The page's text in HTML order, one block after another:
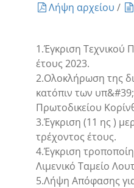
Λήψη αρχείου /
1.Έγκριση
έτους 2023.
2.Ολοκλήρωση της
κατόπιν των
Πρωτοδικείου
3.Έγκριση (11 ης )
τρέχοντος έτους.
4.Έγκριση
Λιμενικό Ταμείο
5.Λήψη Απόφασης